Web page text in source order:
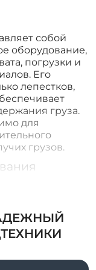
собой
оборудование,
погрузки и
Его
лепестков,
груза.
для
грузов.
быть
краны и
в
в